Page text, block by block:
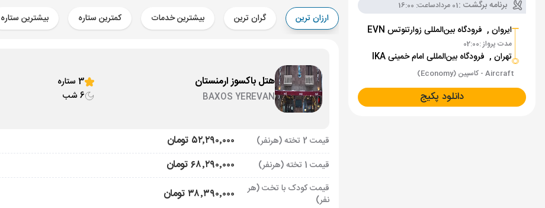
برنامه برگشت :01 مرداد ساعت: 16:00
ایروان , فرودگاه بین‌المللی زوارتنوتس EVN
مدت پرواز :02:00
تهران , فرودگاه بین‌المللی امام خمینی IKA
Aircraft - کاسپین (Economy)
دانلود پکیج
ارزان ترین گران ترین بیشترین خدمات کمترین ستاره بیشترین ستاره
هتل باکسوز ارمنستان
BAXOS YEREVAN
3 ستاره
6 شب
قیمت 2 تخته (هرنفر) ۵۲٬۲۹۰٬۰۰۰ تومان
قیمت 1 تخته (هرنفر) ۶۸٬۲۹۰٬۰۰۰ تومان
قیمت کودک با تخت (هر
نفر)
۳۸٬۳۹۰٬۰۰۰ تومان